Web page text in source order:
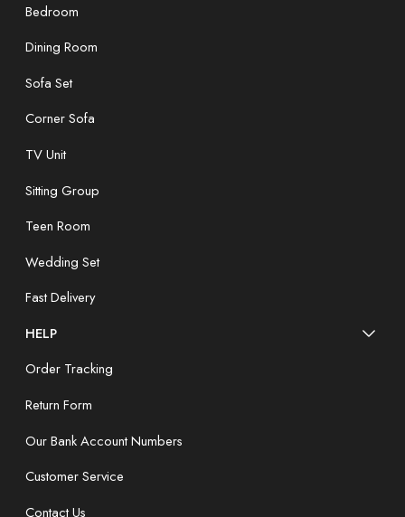
Bedroom
Dining Room
Sofa Set
Corner Sofa
TV Unit
Sitting Group
Teen Room
Wedding Set
Fast Delivery
HELP
Order Tracking
Return Form
Our Bank Account Numbers
Customer Service
Contact Us